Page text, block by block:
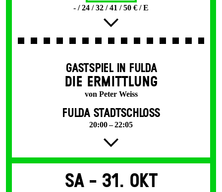
- / 24 / 32 / 41 / 50 € / E
GASTSPIEL IN FULDA
DIE ERMITTLUNG
von Peter Weiss
FULDA STADTSCHLOSS
20:00 – 22:05
Sa - 31. Okt